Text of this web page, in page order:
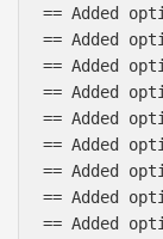
== Added
== Added
== Added
== Added
== Added
== Added
== Added
== Added
== Added